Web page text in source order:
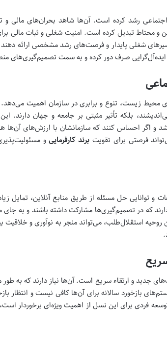
رشد کرده است. آن‌ها شاهد بحران‌های مالی و
و محتاط تبدیل کرده است. امنیت شغلی و ثبات مالی
شغلی پایدار و فرصت‌های رشد مشخصی ارائه دهند و
ایده‌آل‌گرایی صرف دور کرده و به سمت تصمیم‌گیری‌های
زیست، تنوع و برابری در سازمان اهمیت می‌دهد.
بلکه تأثیر مثبتی بر جامعه و جهان دارند.
و اگر احساس کنند که سازمانشان با ارزش‌های آن‌ها
فرصتی برای تقویت برند کارفرمایی و
و توانایی حل مسئله از طریق منابع آنلاین، تمایل
که در تصمیم‌گیری‌ها مشارکت داشته باشند و به جای
روحیه استقلال‌طلب، می‌تواند منجر به نوآوری و خلاقیت
جدید و ارتقاء سریع است. آن‌ها نیاز دارند که به طور
بازخورد سالانه برای آن‌ها کافی نیست و انتظار
فردی برای این نسل از اهمیت ویژه‌ای برخوردار